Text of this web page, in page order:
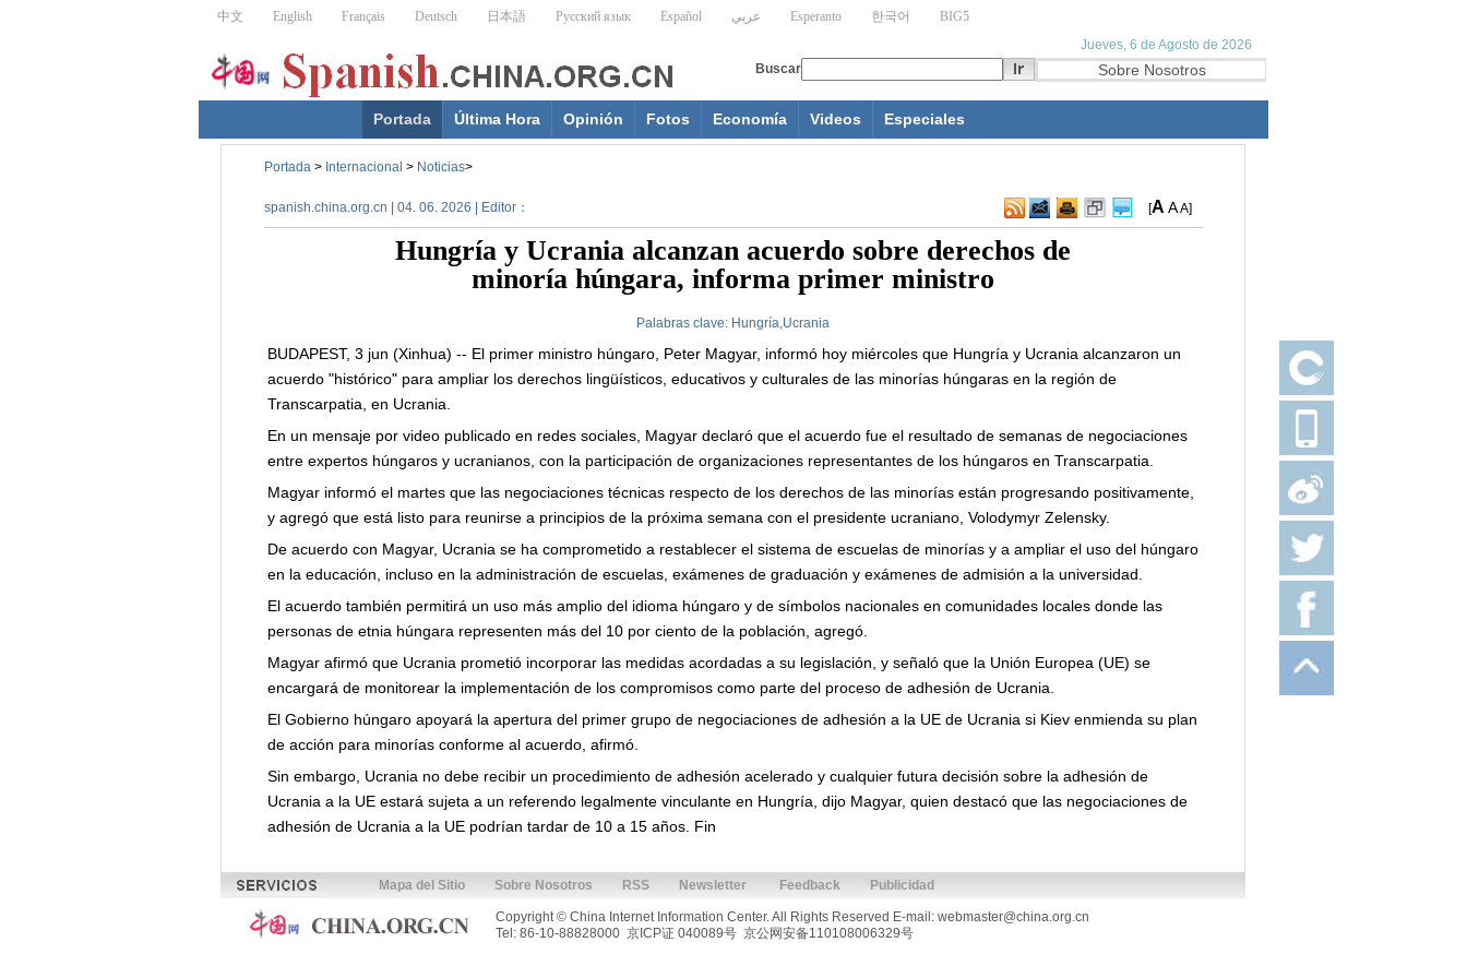
Portada Última Hora Opinión Fotos Economía Videos Especiales
Portada > Internacional > Noticias>
spanish.china.org.cn | 04. 06. 2026 | Editor： [A AA]
Hungría y Ucrania alcanzan acuerdo sobre derechos de
minoría húngara, informa primer ministro
Palabras clave: Hungría,Ucrania
BUDAPEST, 3 jun (Xinhua) -- El primer ministro húngaro, Peter Magyar, informó hoy miércoles que Hungría y Ucrania alcanzaron un
acuerdo "histórico" para ampliar los derechos lingüísticos, educativos y culturales de las minorías húngaras en la región de
Transcarpatia, en Ucrania.
En un mensaje por video publicado en redes sociales, Magyar declaró que el acuerdo fue el resultado de semanas de negociaciones
entre expertos húngaros y ucranianos, con la participación de organizaciones representantes de los húngaros en Transcarpatia.
Magyar informó el martes que las negociaciones técnicas respecto de los derechos de las minorías están progresando positivamente,
y agregó que está listo para reunirse a principios de la próxima semana con el presidente ucraniano, Volodymyr Zelensky.
De acuerdo con Magyar, Ucrania se ha comprometido a restablecer el sistema de escuelas de minorías y a ampliar el uso del húngaro
en la educación, incluso en la administración de escuelas, exámenes de graduación y exámenes de admisión a la universidad.
El acuerdo también permitirá un uso más amplio del idioma húngaro y de símbolos nacionales en comunidades locales donde las
personas de etnia húngara representen más del 10 por ciento de la población, agregó.
Magyar afirmó que Ucrania prometió incorporar las medidas acordadas a su legislación, y señaló que la Unión Europea (UE) se
encargará de monitorear la implementación de los compromisos como parte del proceso de adhesión de Ucrania.
El Gobierno húngaro apoyará la apertura del primer grupo de negociaciones de adhesión a la UE de Ucrania si Kiev enmienda su plan
de acción para minorías conforme al acuerdo, afirmó.
Sin embargo, Ucrania no debe recibir un procedimiento de adhesión acelerado y cualquier futura decisión sobre la adhesión de
Ucrania a la UE estará sujeta a un referendo legalmente vinculante en Hungría, dijo Magyar, quien destacó que las negociaciones de
adhesión de Ucrania a la UE podrían tardar de 10 a 15 años. Fin